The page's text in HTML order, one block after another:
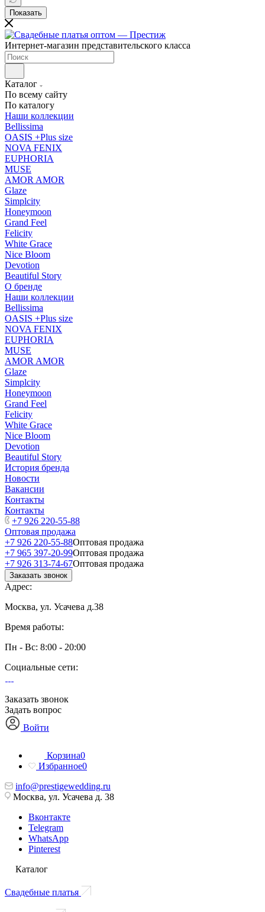
Показать
Интернет-магазин представительского класса
Каталог
По всему сайту
По каталогу
Наши коллекции
Bellissima
OASIS +Plus size
NOVA FENIX
EUPHORIA
MUSE
AMOR AMOR
Glaze
Simplcity
Honeymoon
Grand Feel
Felicity
White Grace
Nice Bloom
Devotion
Beautiful Story
О бренде
Наши коллекции
Bellissima
OASIS +Plus size
NOVA FENIX
EUPHORIA
MUSE
AMOR AMOR
Glaze
Simplcity
Honeymoon
Grand Feel
Felicity
White Grace
Nice Bloom
Devotion
Beautiful Story
История бренда
Новости
Вакансии
Контакты
Контакты
+7 926 220-55-88
Оптовая продажа
+7 926 220-55-88Оптовая продажа
+7 965 397-20-99Оптовая продажа
+7 926 313-74-67Оптовая продажа
Заказать звонок
Адрес:
Москва, ул. Усачева д.38
Время работы:
Пн - Вс: 8:00 - 20:00
Социальные сети:
Заказать звонок
Задать вопрос
Войти
Корзина0
Избранное0
info@prestigewedding.ru
Москва, ул. Усачева д. 38
Вконтакте
Telegram
WhatsApp
Pinterest
Каталог
Свадебные платья